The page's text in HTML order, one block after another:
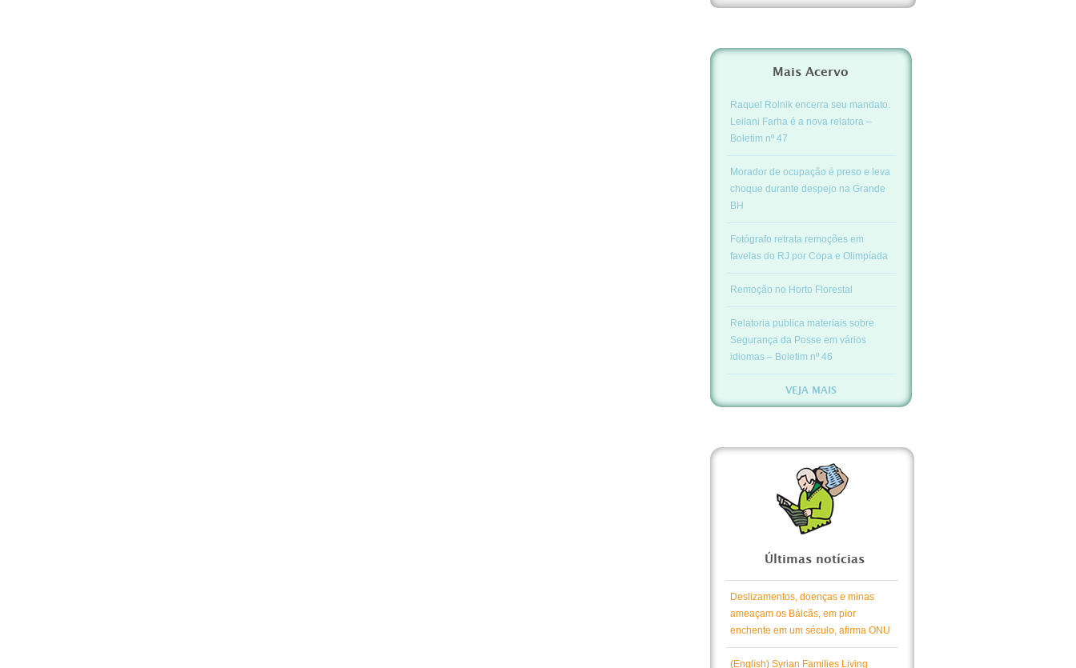
Mais Acervo
Raquel Rolnik encerra seu mandato.
Leilani Farha é a nova relatora –
Boletim nº 47
Morador de ocupação é preso e leva
choque durante despejo na Grande
BH
Fotógrafo retrata remoções em
favelas do RJ por Copa e Olimpíada
Remoção no Horto Florestal
Relatoria publica materiais sobre
Segurança da Posse em vários
idiomas – Boletim nº 46
VEJA MAIS
Últimas notícias
Deslizamentos, doenças e minas
ameaçam os Bálcãs, em pior
enchente em um século, afirma ONU
(English) Syrian Families Living